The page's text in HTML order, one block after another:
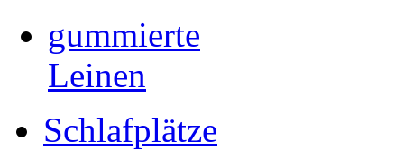
gummierte
Leinen
Schlafplätze